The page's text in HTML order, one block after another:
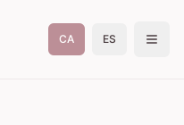
CA ES